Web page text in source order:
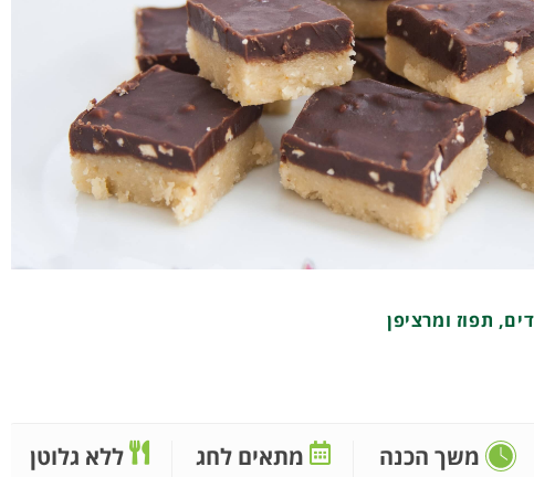
תפוז ומרציפן
משך הכנה מתאים לחג ללא גלוטן